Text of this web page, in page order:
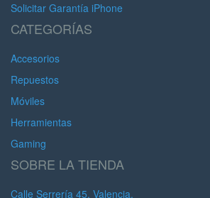
Solicitar Garantía iPhone
CATEGORÍAS
Accesorios
Repuestos
Móviles
Herramientas
Gaming
SOBRE LA TIENDA
Calle Serrería 45, Valencia.